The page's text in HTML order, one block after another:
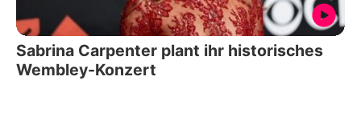
Sabrina Carpenter plant ihr historisches
Wembley-Konzert